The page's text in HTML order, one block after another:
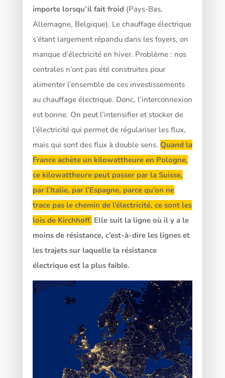
importe lorsqu’il fait froid (Pays-Bas,
Allemagne, Belgique). Le chauffage électrique
s’étant largement répandu dans les foyers, on
manque d’électricité en hiver. Problème : nos
centrales n’ont pas été construites pour
alimenter l’ensemble de ces investissements
au chauffage électrique. Donc, l’interconnexion
est bonne. On peut l’intensifier et stocker de
l’électricité qui permet de régulariser les flux,
mais qui sont des flux à double sens. Quand la
France achète un kilowattheure en Pologne,
ce kilowattheure peut passer par la Suisse,
par l’Italie, par l’Espagne, parce qu’on ne
trace pas le chemin de l’électricité, ce sont les
lois de Kirchhoff. Elle suit la ligne où il y a le
moins de résistance, c’est-à-dire les lignes et
les trajets sur laquelle la résistance
électrique est la plus faible.